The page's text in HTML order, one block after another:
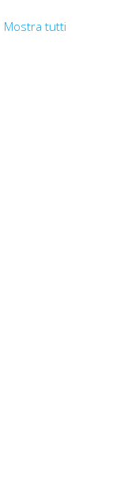
Mostra tutti